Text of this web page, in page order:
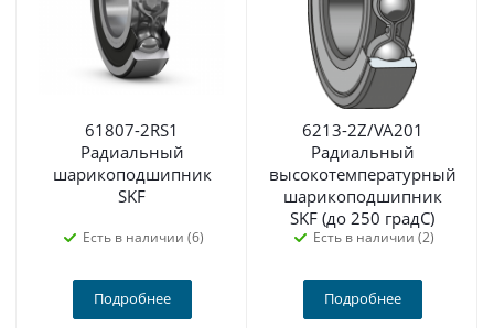
61807-2RS1
Радиальный
шарикоподшипник
SKF
Есть в наличии (6)
Подробнее
6213-2Z/VA201
Радиальный
высокотемпературный
шарикоподшипник
SKF (до 250 градС)
Есть в наличии (2)
Подробнее